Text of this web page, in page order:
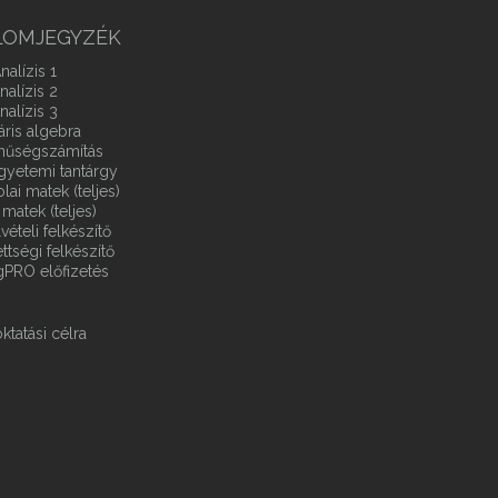
1
2
3
algebra
tantárgy
matek (teljes)
(teljes)
felkészítő
felkészítő
előfizetés
célra